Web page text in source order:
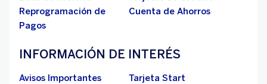
Reprogramación de
Pagos
Cuenta de Ahorros
INFORMACIÓN DE INTERÉS
Avisos Importantes
Tarjeta Start